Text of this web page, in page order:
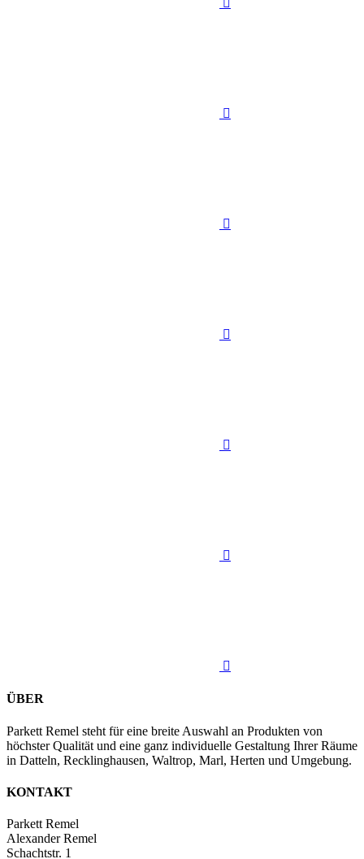







ÜBER
Parkett Remel steht für eine breite Auswahl an Produkten von
höchster Qualität und eine ganz individuelle Gestaltung Ihrer Räume
in Datteln, Recklinghausen, Waltrop, Marl, Herten und Umgebung.
KONTAKT
Parkett Remel
Alexander Remel
Schachtstr. 1